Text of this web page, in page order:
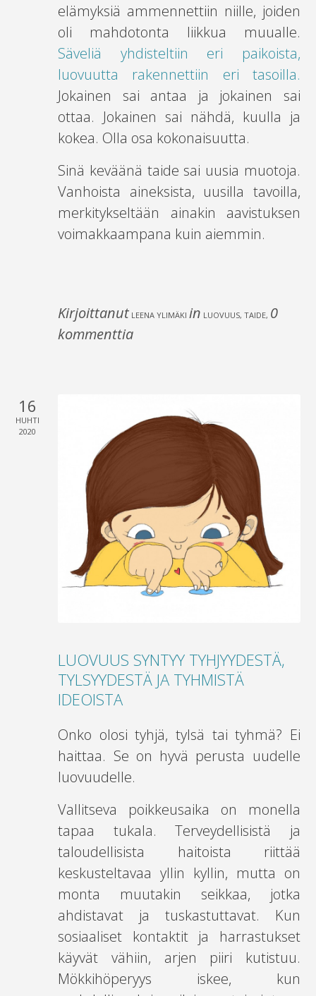
elämyksiä ammennettiin niille, joiden
oli mahdotonta liikkua muualle.
Säveliä yhdisteltiin eri paikoista,
luovuutta rakennettiin eri tasoilla.
Jokainen sai antaa ja jokainen sai
ottaa. Jokainen sai nähdä, kuulla ja
kokea. Olla osa kokonaisuutta.
Sinä keväänä taide sai uusia muotoja.
Vanhoista aineksista, uusilla tavoilla,
merkitykseltään ainakin aavistuksen
voimakkaampana kuin aiemmin.
Kirjoittanut LEENA YLIMÄKI in LUOVUUS, TAIDE, 0
kommenttia
16
HUHTI
2020
LUOVUUS SYNTYY TYHJYYDESTÄ,
TYLSYYDESTÄ JA TYHMISTÄ
IDEOISTA
Onko olosi tyhjä, tylsä tai tyhmä? Ei
haittaa. Se on hyvä perusta uudelle
luovuudelle.
Vallitseva poikkeusaika on monella
tapaa tukala. Terveydellisistä ja
taloudellisista haitoista riittää
keskusteltavaa yllin kyllin, mutta on
monta muutakin seikkaa, jotka
ahdistavat ja tuskastuttavat. Kun
sosiaaliset kontaktit ja harrastukset
käyvät vähiin, arjen piiri kutistuu.
Mökkihöperyys iskee, kun